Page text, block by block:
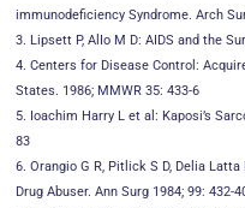
immunodeficiency Syndrome. Arch
3. Lipsett P, AlIo M D: AIDS and the
4. Centers for Disease Control:
States. 1986; MMWR 35: 433-6
5. Ioachim Harry L et al: Kaposi’s
83
6. Orangio G R, Pitlick S D, Delia
Drug Abuser. Ann Surg 1984; 99: 432-